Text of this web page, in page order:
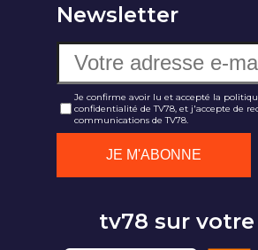
Newsletter
Je confirme avoir lu et accepté la
confidentialité de TV78, et j'accepte de
communications de TV78.
tv78 sur